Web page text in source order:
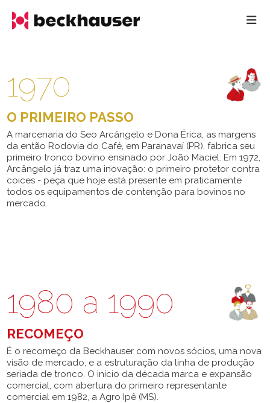
1970
O PRIMEIRO PASSO
A marcenaria do Seo Arcângelo e Dona Érica, as margens
da então Rodovia do Café, em Paranavaí (PR), fabrica seu
primeiro tronco bovino ensinado por João Maciel. Em 1972,
Arcângelo já traz uma inovação: o primeiro protetor contra
coices - peça que hoje está presente em praticamente
todos os equipamentos de contenção para bovinos no
mercado.
1980 a 1990
RECOMEÇO
É o recomeço da Beckhauser com novos sócios, uma nova
visão de mercado, e a estruturação da linha de produção
seriada de tronco. O início da década marca e expansão
comercial, com abertura do primeiro representante
comercial em 1982, a Agro Ipê (MS).